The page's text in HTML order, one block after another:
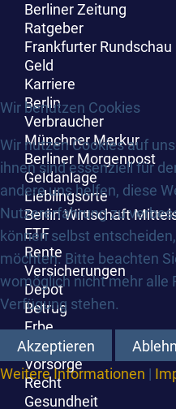
Berliner Zeitung
Ratgeber
Frankfurter Rundschau
Geld
Karriere
Berlin
Verbraucher
Münchner Merkur
Berliner Morgenpost
Geldanlage
Lieblingsorte
Berlin Wirtschaft
ETF
Rente
Versicherungen
Depot
Betrug
Erbe
Arbeitswelt
Vorsorge
Recht
Gesundheit
Wir benutzen Cookies
Wir nutzen Cookies auf
ihnen sind essenziell für
andere uns helfen, diese
Nutzererfahrung zu
können selbst
möchten. Bitte beachten
womöglich nicht mehr alle
Verfügung stehen.
Akzeptieren
Weitere Informationen |